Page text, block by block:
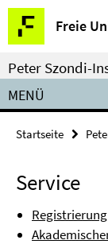
Springe
direkt
zu
Inhalt
Freie
Service-
Navigation
Peter Szondi-
MENÜ
Startseite
Service